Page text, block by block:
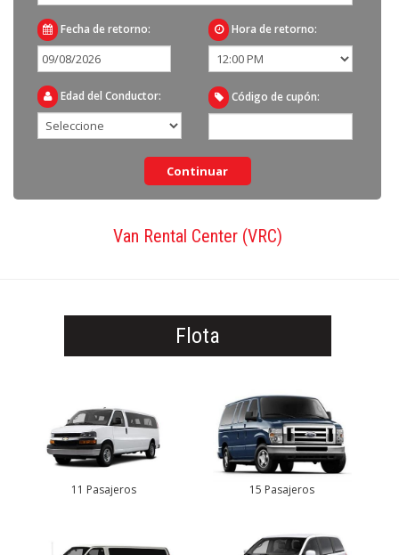
Fecha de retorno: Hora de retorno:
Edad del Conductor: Código de cupón:
Van Rental Center (VRC)
Flota
11 Pasajeros 15 Pasajeros